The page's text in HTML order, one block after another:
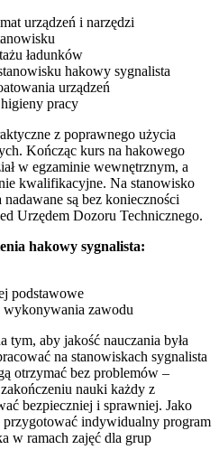
urządzeń i narzędzi
ładunków
hakowy sygnalista
urządzeń
pracy
z poprawnego użycia
Kończąc kurs na hakowego
w egzaminie wewnętrznym, a
kwalifikacyjne. Na stanowisko
są bez konieczności
Urzędem Dozoru Technicznego.
hakowy sygnalista:
podstawowe
wykonywania zawodu
tym, aby jakość nauczania była
na stanowiskach sygnalista
otrzymać bez problemów –
nauki każdy z
bezpieczniej i sprawniej. Jako
przygotować indywidualny program
w ramach zajęć dla grup